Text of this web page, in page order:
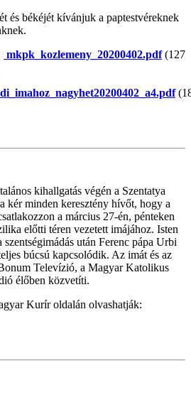
és békéjét kívánjuk a paptestvéreknek
mkpk_kozlemeny_20200402.pdf(127
kihallgatás végén a Szentatya
kér minden keresztény hívőt, hogy a
a március 27-én, pénteken
előtti téren vezetett imájához. Isten
szentségimádás után Ferenc pápa Urbi
búcsú kapcsolódik. Az imát és az
Televízió, a Magyar Katolikus
élőben közvetíti.
Kurír oldalán olvashatják: